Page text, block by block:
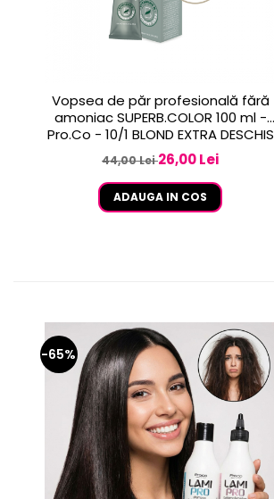
Vopsea de păr profesională fără
amoniac SUPERB.COLOR 100 ml -
Pro.Co - 10/1 BLOND EXTRA DESCHIS
CENUSIU
44,00 Lei26,00 Lei
ADAUGA IN COS
-65%